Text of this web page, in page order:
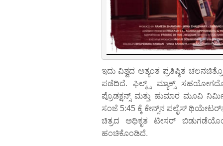
ಇದು ವಿಶ್ವದ ಅತ್ಯಂತ ಪ್ರತಿಷ್ಠಿತ
ಪಡೆದಿದೆ. ಫಿಲ್ಮ್ಸ್‌ ಮ್ಯಾಕ್ಸ್
ಪ್ರೊಡಕ್ಷನ್ಸ್ ಮತ್ತು ಹುಮಾರ ಮೂವಿ
ಸಂಜೆ 5:45 ಕ್ಕೆ ಕೇನ್ಸ್‌ನ ಪಲೈಸ್
ಚಿತ್ರದ ಅಧಿಕೃತ ಟೀಸರ್
ಹಂಚಿಕೊಂಡಿದೆ.